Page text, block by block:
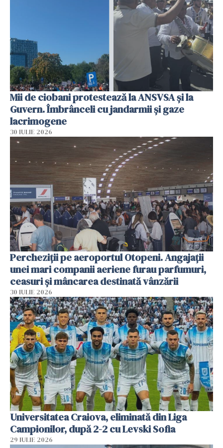
Mii de ciobani protestează la ANSVSA și la
Guvern. Îmbrânceli cu jandarmii și gaze
lacrimogene
30 IULIE 2026
Percheziții pe aeroportul Otopeni. Angajații
unei mari companii aeriene furau parfumuri,
ceasuri și mâncarea destinată vânzării
30 IULIE 2026
Universitatea Craiova, eliminată din Liga
Campionilor, după 2-2 cu Levski Sofia
29 IULIE 2026